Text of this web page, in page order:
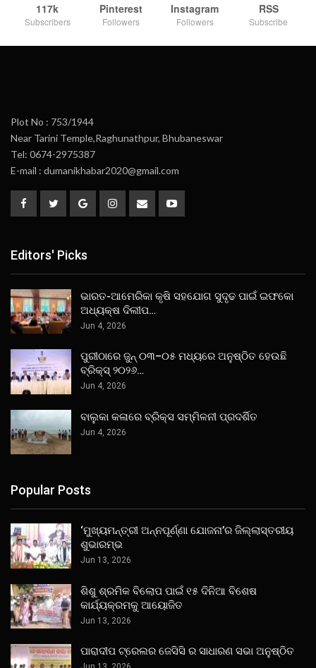
117k
Subscribers
Pinterest
Followers
Instagram
Followers
RSS
Subscribe
Plot No : 753/1944
Near Tarini Temple,Raghunathpur, Bhubaneswar
Tel: 0674-2975387
E-mail : dumanikhabar2020@gmail.com
Editors' Picks
ଭାରତ-ଆମେରିକା କୃଷି ସହଯୋଗ ସୁଦୃଢ ପାଇଁ ଇଫକୋ
ଅଧ୍ୟକ୍ଷ ଦିଲୀପ…
Jun 4, 2026
ପୁରୀଠାରେ ଜୁନ୍ ୦୩–୦୫ ମଧ୍ୟରେ ଅନୁଷ୍ଠିତ ହେଉଛି
ବ୍ରିକ୍ସ୍ ୨୦୨୬…
Jun 4, 2026
ବାଲୁକା କଳାରେ ବ୍ରିକ୍ସ ସମ୍ମିଳନୀ ପ୍ରଦର୍ଶିତ
Jun 4, 2026
Popular Posts
‘ମୁଖ୍ୟମନ୍ତ୍ରୀ ଅନ୍ନପୂର୍ଣ୍ଣା ଯୋଜନା’ର ଜିଲ୍ଲାସ୍ତରୀୟ
ଶୁଭାରମ୍ଭ
Jun 13, 2026
ଶିଶୁ ଶ୍ରମିକ ବିଲୋପ ପାଇଁ ୧୫ ଦିନିଆ ବିଶେଷ
କାର୍ଯ୍ୟକ୍ରମକୁ ଆୟୋଜିତ
Jun 13, 2026
ପାରାଦୀପ ଟ୍ରେଲର ଜେସିସି ର ସାଧାରଣ ସଭା ଅନୁଷ୍ଠିତ